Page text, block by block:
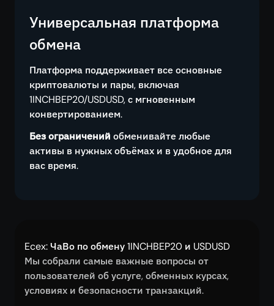
Универсальная платформа
обмена
Платформа поддерживает все основные
криптовалюты и пары, включая
1INCHBEP20/USDUSD, с мгновенным
конвертированием.
Без ограничений обменивайте любые
активы в нужных объёмах и в удобное для
вас время.
Ecex: ЧаВо по обмену 1INCHBEP20 и USDUSD
Мы собрали самые важные вопросы от
пользователей об услуге, обменных курсах,
условиях и безопасности транзакций.